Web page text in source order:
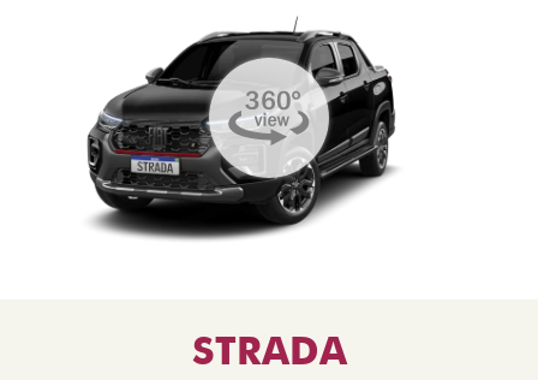
STRADA